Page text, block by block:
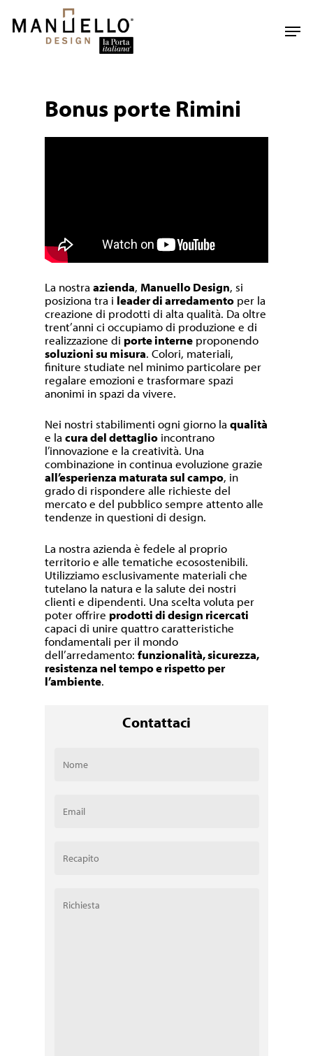
main
Bonus porte Rimini
La nostraazienda, Manuello Design, si
posiziona tra i leader di arredamento per la
creazione di prodotti di alta qualità. Da oltre
trent’anni ci occupiamo di produzione e di
realizzazione di porte interne proponendo
soluzioni su misura. Colori, materiali,
finiture studiate nel minimo particolare per
regalare emozioni e trasformare spazi
anonimi in spazi da vivere.
Nei nostri stabilimenti ogni giorno laqualità
e lacura del dettaglio incontrano
l’innovazione e la creatività. Una
combinazione in continua evoluzione grazie
all’esperienza maturata sul campo, in
grado di rispondere alle richieste del
mercato e del pubblico sempre attento alle
tendenze in questioni di design.
La nostra azienda è fedele al proprio
territorio e alle tematiche ecosostenibili.
Utilizziamo esclusivamente materiali che
tutelano la natura e la salute dei nostri
clienti e dipendenti. Una scelta voluta per
poter offrire prodotti di design ricercati
capaci di unire quattro caratteristiche
fondamentali per il mondo
dell’arredamento:funzionalità, sicurezza,
resistenza nel tempo e rispetto per
l’ambiente.
Contattaci